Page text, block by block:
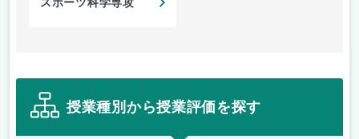
スポーツ科学専攻
授業種別から授業評価を探す